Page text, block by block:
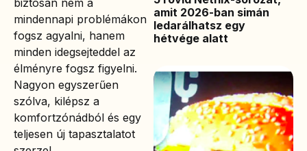
biztosan nem a
mindennapi problémákon
fogsz agyalni, hanem
minden idegsejteddel az
élményre fogsz figyelni.
Nagyon egyszerűen
szólva, kilépsz a
komfortzónádból és egy
teljesen új tapasztalatot
amit 2026-ban simán
ledarálhatsz egy
hétvége alatt